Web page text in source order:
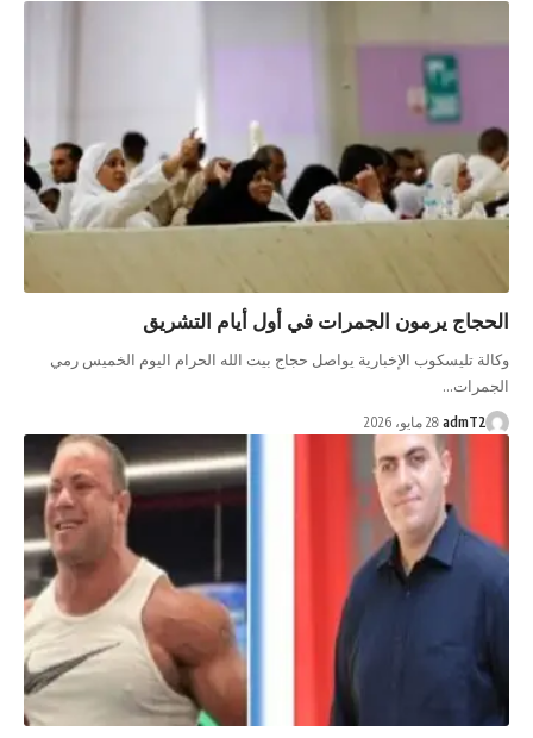
الحجاج يرمون الجمرات في أول أيام التشريق
وكالة تليسكوب الإخبارية يواصل حجاج بيت الله الحرام اليوم الخميس رمي
الجمرات…
admT2 28 مايو، 2026